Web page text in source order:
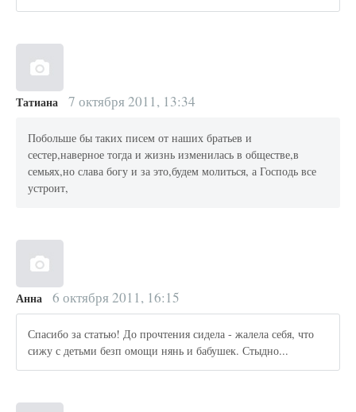
Татиана 7 октября 2011, 13:34
Побольше бы таких писем от наших братьев и
сестер,наверное тогда и жизнь изменилась в обществе,в
семьях,но слава богу и за это,будем молиться, а Господь все
устроит,
Анна 6 октября 2011, 16:15
Спасибо за статью! До прочтения сидела - жалела себя, что
сижу с детьми безп омощи нянь и бабушек. Стыдно...